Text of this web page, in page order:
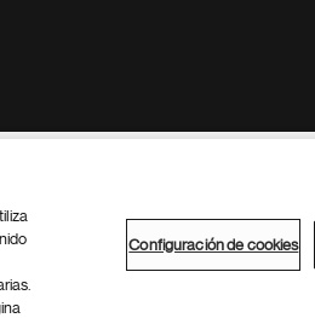
Site Search
sitio
Configuración de cookies